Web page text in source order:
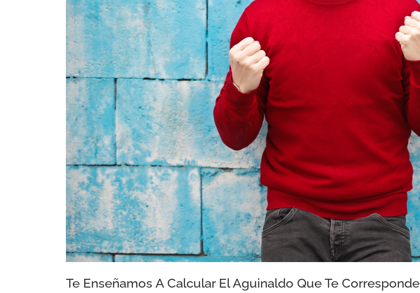
Te Enseñamos A Calcular El Aguinaldo Que Te Corresponde